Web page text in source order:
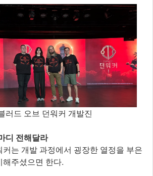
러드 오브 던워커 개발진
디 전해달라
는 개발 과정에서 굉장한 열정을 부은
주셨으면 한다.​